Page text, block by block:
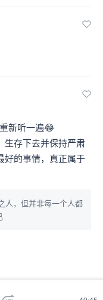
新听一遍😂
生存下去并保持严肃
好的事情，真正属于
人，但并非每一个人都